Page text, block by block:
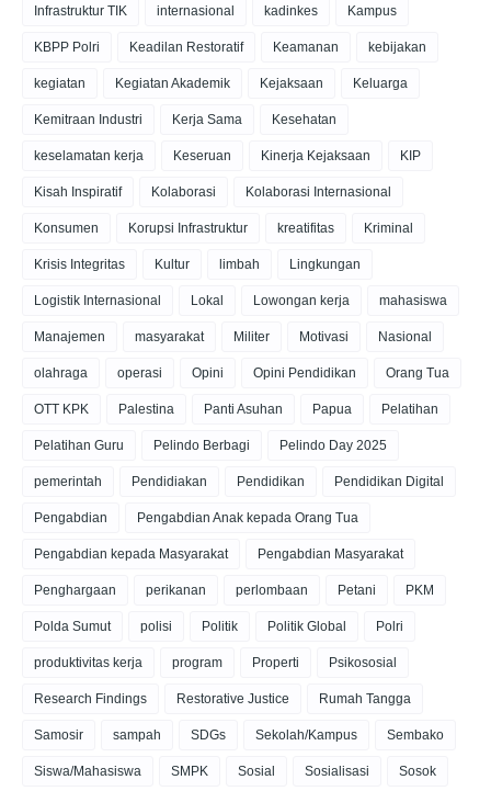
Infrastruktur TIK internasional kadinkes Kampus
KBPP Polri Keadilan Restoratif Keamanan kebijakan
kegiatan Kegiatan Akademik Kejaksaan Keluarga
Kemitraan Industri Kerja Sama Kesehatan
keselamatan kerja Keseruan Kinerja Kejaksaan KIP
Kisah Inspiratif Kolaborasi Kolaborasi Internasional
Konsumen Korupsi Infrastruktur kreatifitas Kriminal
Krisis Integritas Kultur limbah Lingkungan
Logistik Internasional Lokal Lowongan kerja mahasiswa
Manajemen masyarakat Militer Motivasi Nasional
olahraga operasi Opini Opini Pendidikan Orang Tua
OTT KPK Palestina Panti Asuhan Papua Pelatihan
Pelatihan Guru Pelindo Berbagi Pelindo Day 2025
pemerintah Pendidiakan Pendidikan Pendidikan Digital
Pengabdian Pengabdian Anak kepada Orang Tua
Pengabdian kepada Masyarakat Pengabdian Masyarakat
Penghargaan perikanan perlombaan Petani PKM
Polda Sumut polisi Politik Politik Global Polri
produktivitas kerja program Properti Psikososial
Research Findings Restorative Justice Rumah Tangga
Samosir sampah SDGs Sekolah/Kampus Sembako
Siswa/Mahasiswa SMPK Sosial Sosialisasi Sosok